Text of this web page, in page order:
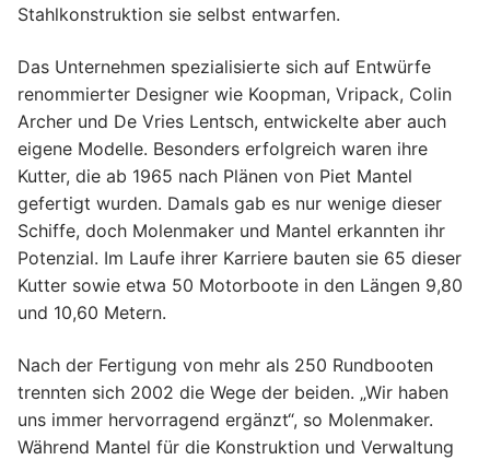
Stahlkonstruktion sie selbst entwarfen.
Das Unternehmen spezialisierte sich auf Entwürfe
renommierter Designer wie Koopman, Vripack, Colin
Archer und De Vries Lentsch, entwickelte aber auch
eigene Modelle. Besonders erfolgreich waren ihre
Kutter, die ab 1965 nach Plänen von Piet Mantel
gefertigt wurden. Damals gab es nur wenige dieser
Schiffe, doch Molenmaker und Mantel erkannten ihr
Potenzial. Im Laufe ihrer Karriere bauten sie 65 dieser
Kutter sowie etwa 50 Motorboote in den Längen 9,80
und 10,60 Metern.
Nach der Fertigung von mehr als 250 Rundbooten
trennten sich 2002 die Wege der beiden. „Wir haben
uns immer hervorragend ergänzt“, so Molenmaker.
Während Mantel für die Konstruktion und Verwaltung